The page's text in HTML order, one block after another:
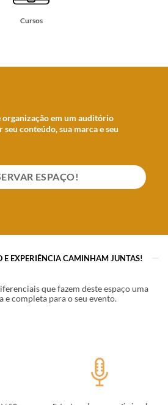
Cursos
em um auditório
conteúdo, sua marca e seu
ESPAÇO!
E EXPERIÊNCIA CAMINHAM JUNTAS!
que fazem deste espaço uma
e completa para o seu evento.